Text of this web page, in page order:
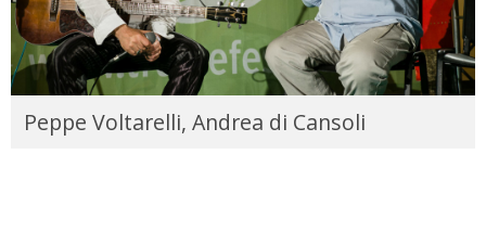
Peppe Voltarelli, Andrea di Cansoli